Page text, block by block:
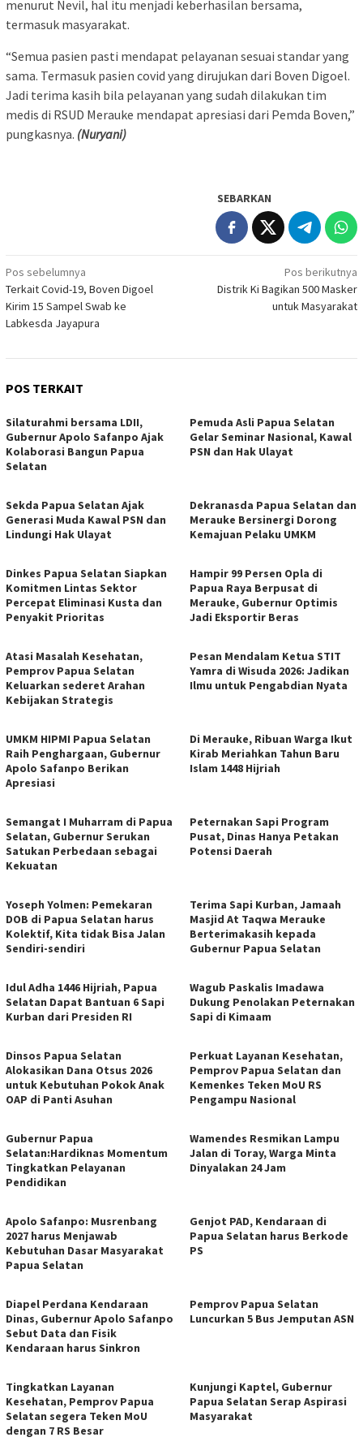
menurut Nevil, hal itu menjadi keberhasilan bersama,
termasuk masyarakat.
“Semua pasien pasti mendapat pelayanan sesuai standar yang
sama. Termasuk pasien covid yang dirujukan dari Boven Digoel.
Jadi terima kasih bila pelayanan yang sudah dilakukan tim
medis di RSUD Merauke mendapat apresiasi dari Pemda Boven,”
pungkasnya. (Nuryani)
SEBARKAN
Navigasi
pos
Pos sebelumnya
Terkait Covid-19, Boven Digoel
Kirim 15 Sampel Swab ke
Labkesda Jayapura
Pos berikutnya
Distrik Ki Bagikan 500 Masker
untuk Masyarakat
POS TERKAIT
Silaturahmi bersama LDII,
Gubernur Apolo Safanpo Ajak
Kolaborasi Bangun Papua
Selatan
Pemuda Asli Papua Selatan
Gelar Seminar Nasional, Kawal
PSN dan Hak Ulayat
Sekda Papua Selatan Ajak
Generasi Muda Kawal PSN dan
Lindungi Hak Ulayat
Dekranasda Papua Selatan dan
Merauke Bersinergi Dorong
Kemajuan Pelaku UMKM
Dinkes Papua Selatan Siapkan
Komitmen Lintas Sektor
Percepat Eliminasi Kusta dan
Penyakit Prioritas
Hampir 99 Persen Opla di
Papua Raya Berpusat di
Merauke, Gubernur Optimis
Jadi Eksportir Beras
Atasi Masalah Kesehatan,
Pemprov Papua Selatan
Keluarkan sederet Arahan
Kebijakan Strategis
Pesan Mendalam Ketua STIT
Yamra di Wisuda 2026: Jadikan
Ilmu untuk Pengabdian Nyata
UMKM HIPMI Papua Selatan
Raih Penghargaan, Gubernur
Apolo Safanpo Berikan
Apresiasi
Di Merauke, Ribuan Warga Ikut
Kirab Meriahkan Tahun Baru
Islam 1448 Hijriah
Semangat I Muharram di Papua
Selatan, Gubernur Serukan
Satukan Perbedaan sebagai
Kekuatan
Peternakan Sapi Program
Pusat, Dinas Hanya Petakan
Potensi Daerah
Yoseph Yolmen: Pemekaran
DOB di Papua Selatan harus
Kolektif, Kita tidak Bisa Jalan
Sendiri-sendiri
Terima Sapi Kurban, Jamaah
Masjid At Taqwa Merauke
Berterimakasih kepada
Gubernur Papua Selatan
Idul Adha 1446 Hijriah, Papua
Selatan Dapat Bantuan 6 Sapi
Kurban dari Presiden RI
Wagub Paskalis Imadawa
Dukung Penolakan Peternakan
Sapi di Kimaam
Dinsos Papua Selatan
Alokasikan Dana Otsus 2026
untuk Kebutuhan Pokok Anak
OAP di Panti Asuhan
Perkuat Layanan Kesehatan,
Pemprov Papua Selatan dan
Kemenkes Teken MoU RS
Pengampu Nasional
Gubernur Papua
Selatan:Hardiknas Momentum
Tingkatkan Pelayanan
Pendidikan
Wamendes Resmikan Lampu
Jalan di Toray, Warga Minta
Dinyalakan 24 Jam
Apolo Safanpo: Musrenbang
2027 harus Menjawab
Kebutuhan Dasar Masyarakat
Papua Selatan
Genjot PAD, Kendaraan di
Papua Selatan harus Berkode
PS
Diapel Perdana Kendaraan
Dinas, Gubernur Apolo Safanpo
Sebut Data dan Fisik
Kendaraan harus Sinkron
Pemprov Papua Selatan
Luncurkan 5 Bus Jemputan ASN
Tingkatkan Layanan
Kesehatan, Pemprov Papua
Selatan segera Teken MoU
dengan 7 RS Besar
Kunjungi Kaptel, Gubernur
Papua Selatan Serap Aspirasi
Masyarakat